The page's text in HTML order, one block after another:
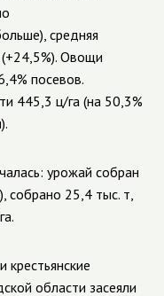
средняя
Овощи
посевов.
445,3 ц/га (на 50,3%
урожай собран
собрано 25,4 тыс. т,
крестьянские
области засеяли